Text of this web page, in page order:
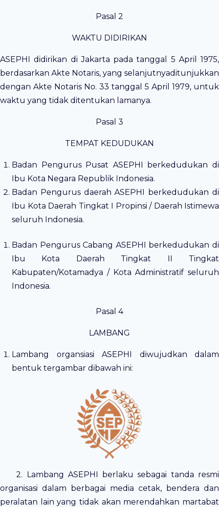
Pasal 2
WAKTU DIDIRIKAN
ASEPHI didirikan di Jakarta pada tanggal 5 April 1975,
berdasarkan Akte Notaris, yang selanjutnyaditunjukkan
dengan Akte Notaris No. 33 tanggal 5 April 1979, untuk
waktu yang tidak ditentukan lamanya.
Pasal 3
TEMPAT KEDUDUKAN
Badan Pengurus Pusat ASEPHI berkedudukan di
Ibu Kota Negara Republik Indonesia.
Badan Pengurus daerah ASEPHI berkedudukan di
Ibu Kota Daerah Tingkat I Propinsi / Daerah Istimewa
seluruh Indonesia.
Badan Pengurus Cabang ASEPHI berkedudukan di
Ibu Kota Daerah Tingkat II Tingkat
Kabupaten/Kotamadya / Kota Administratif seluruh
Indonesia.
Pasal 4
LAMBANG
Lambang organsiasi ASEPHI diwujudkan dalam
bentuk tergambar dibawah ini:
2. Lambang ASEPHI berlaku sebagai tanda resmi
organisasi dalam berbagai media cetak, bendera dan
peralatan lain yang tidak akan merendahkan martabat